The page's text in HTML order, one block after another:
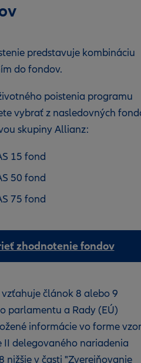
predstavuje kombináciu
do fondov.
poistenia programu
vybrať z nasledovných
skupiny Allianz:
15 fond
50 fond
75 fond
zhodnotenie fondov
článok 8 alebo 9
parlamentu a Rady (EÚ)
informácie vo forme
delegovaného nariadenia
nižšie v časti "Zverejňovanie